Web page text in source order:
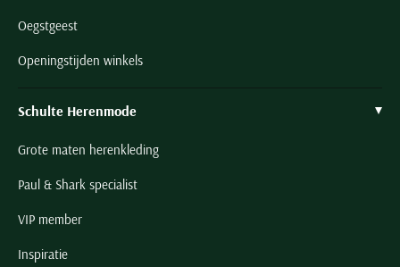
Oegstgeest
Openingstijden winkels
Schulte Herenmode
Grote maten herenkleding
Paul & Shark specialist
VIP member
Inspiratie